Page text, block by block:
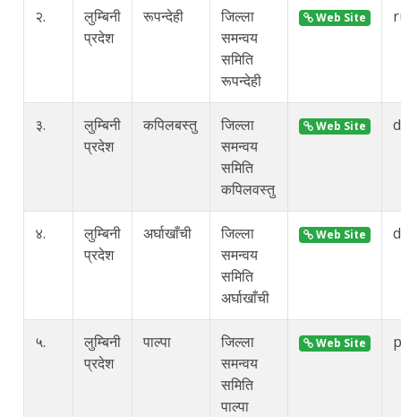
२.
लुम्बिनी
प्रदेश
रूपन्देही
जिल्ला
समन्वय
समिति
रूपन्देही
Web Site
३.
लुम्बिनी
प्रदेश
कपिलबस्तु
जिल्ला
समन्वय
समिति
कपिलवस्तु
Web Site
४.
लुम्बिनी
प्रदेश
अर्घाखाँची
जिल्ला
समन्वय
समिति
अर्घाखाँची
Web Site
५.
लुम्बिनी
प्रदेश
पाल्पा
जिल्ला
समन्वय
समिति
पाल्पा
Web Site